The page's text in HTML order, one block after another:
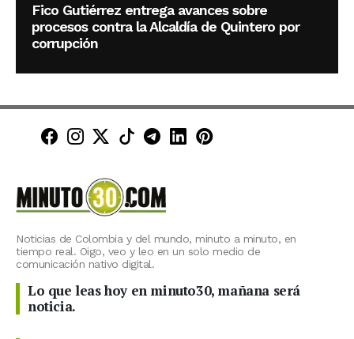
Fico Gutiérrez entrega avances sobre
procesos contra la Alcaldía de Quintero por
corrupción
Minuto30 en Facebook
Minuto30 en Instagram
Minuto30 en X (Twitter)
Minuto30 en TikTok
Canal de Minuto30 en
Minuto30 en LinkedIn
Minuto30 en
Noticias de Colombia y del mundo, minuto a minuto, en
tiempo real. Oigo, veo y leo en un solo medio de
comunicación nativo digital.
Lo que leas hoy en minuto30, mañana será
noticia.